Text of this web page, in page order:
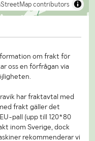
contributors
om frakt för
oss en förfrågan via
har fraktavtal med
frakt gäller det
pall (upp till 120*80
inom Sverige, dock
rekommenderar vi